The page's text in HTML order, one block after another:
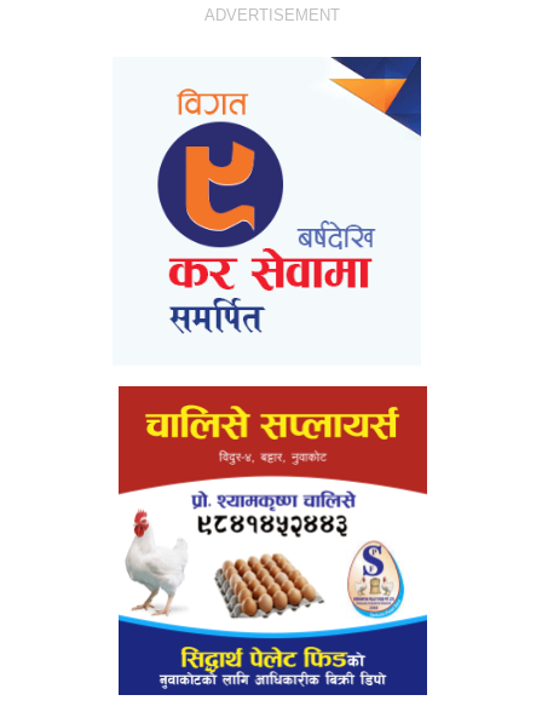
ADVERTISEMENT